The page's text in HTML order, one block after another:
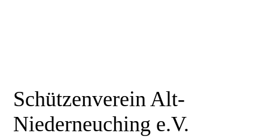
Schützenverein Alt-
Niederneuching e.V.